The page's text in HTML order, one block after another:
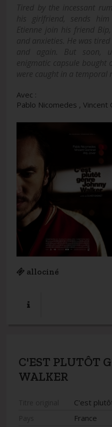
Tired by the incessant
his girlfriend, sends
Etienne join his friend
and anxieties. He was
and again. But soon,
enigmatic capsule bought
were caught in a temporal
Avec :
Pablo Nicomedes , Vincent
allociné
C'EST PLUTÔT
WALKER
C'est
France